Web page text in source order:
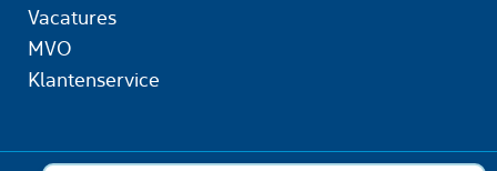
Vacatures
MVO
Klantenservice